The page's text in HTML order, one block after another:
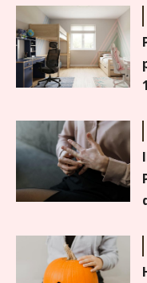
Catering dla
wygodną usługę
placówki